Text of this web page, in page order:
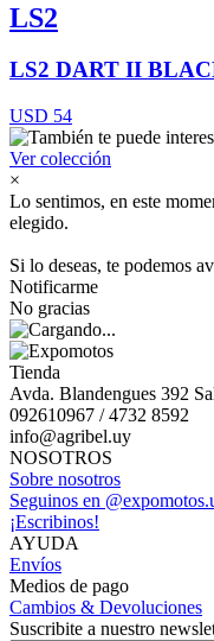
LS2
LS2 DART II
USD 54
Ver colección
×
Lo sentimos, en este
elegido.
Si lo deseas, te podemos
Notificarme
No gracias
Tienda
Avda. Blandengues 392
092610967 / 4732 8592
info@agribel.uy
NOSOTROS
Sobre nosotros
Seguinos en
¡Escribinos!
AYUDA
Envíos
Medios de pago
Cambios & Devoluciones
Suscribite a nuestro